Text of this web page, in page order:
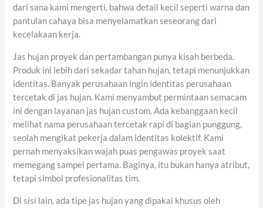
dari sana kami mengerti, bahwa detail kecil seperti warna dan
pantulan cahaya bisa menyelamatkan seseorang dari
kecelakaan kerja.
Jas hujan proyek dan pertambangan punya kisah berbeda.
Produk ini lebih dari sekadar tahan hujan, tetapi menunjukkan
identitas. Banyak perusahaan ingin identitas perusahaan
tercetak di jas hujan. Kami menyambut permintaan semacam
ini dengan layanan jas hujan custom. Ada kebanggaan kecil
melihat nama perusahaan tercetak rapi di bagian punggung,
seolah mengikat pekerja dalam identitas kolektif. Kami
pernah menyaksikan wajah puas pengawas proyek saat
memegang sampel pertama. Baginya, itu bukan hanya atribut,
tetapi simbol profesionalitas tim.
Di sisi lain, ada tipe jas hujan yang dipakai khusus oleh